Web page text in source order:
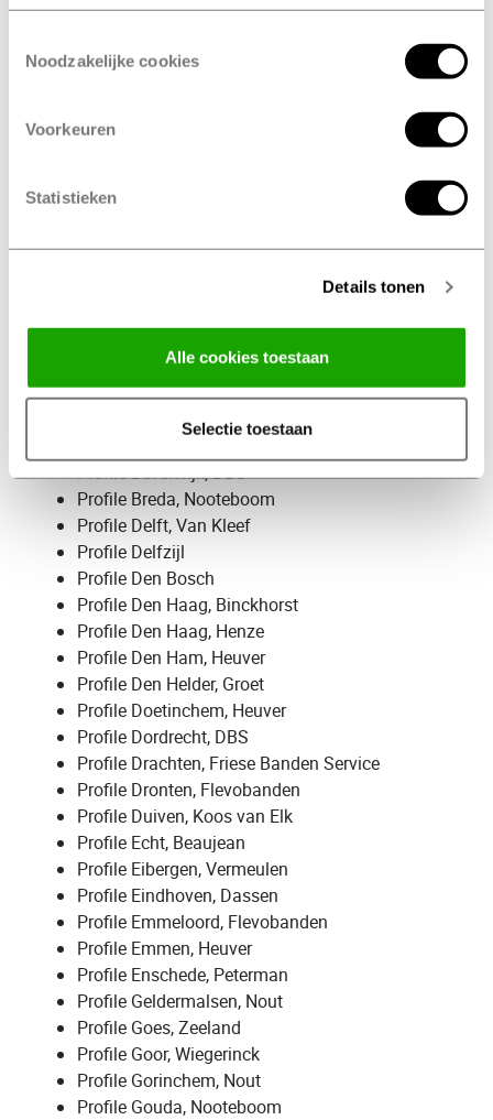
Noodzakelijke cookies
Voorkeuren
Statistieken
Details tonen
Alle cookies toestaan
Selectie toestaan
Profile
Pechservice
Profile Aalsmeer, ABO
Profile Amersfoort
Profile Assen, Banden en Autoservice
Profile Baarle-Nassau
Profile Barendrecht, Nooteboom
Profile Beverwijk, DBS
Profile Breda, Nooteboom
Profile Delft, Van Kleef
Profile Delfzijl
Profile Den Bosch
Profile Den Haag, Binckhorst
Profile Den Haag, Henze
Profile Den Ham, Heuver
Profile Den Helder, Groet
Profile Doetinchem, Heuver
Profile Dordrecht, DBS
Profile Drachten, Friese Banden Service
Profile Dronten, Flevobanden
Profile Duiven, Koos van Elk
Profile Echt, Beaujean
Profile Eibergen, Vermeulen
Profile Eindhoven, Dassen
Profile Emmeloord, Flevobanden
Profile Emmen, Heuver
Profile Enschede, Peterman
Profile Geldermalsen, Nout
Profile Goes, Zeeland
Profile Goor, Wiegerinck
Profile Gorinchem, Nout
Profile Gouda, Nooteboom